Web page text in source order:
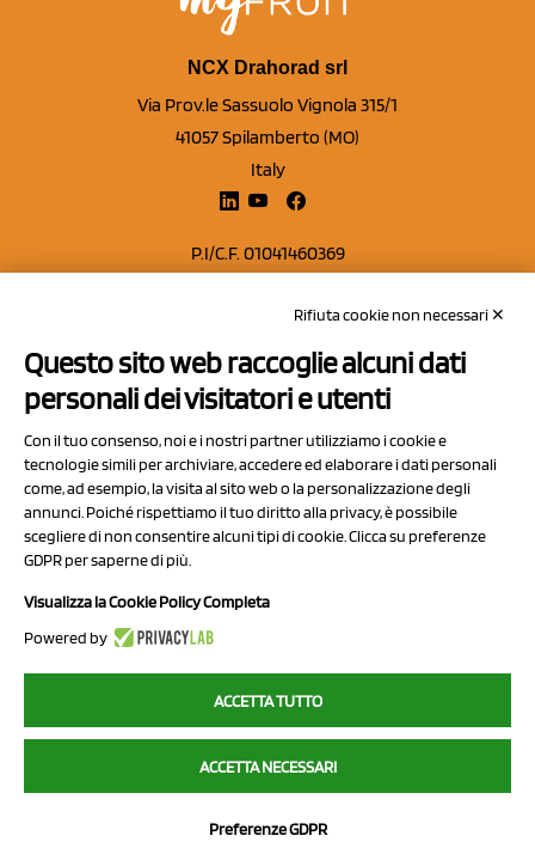
NCX Drahorad srl
Via Prov.le Sassuolo Vignola 315/1
41057 Spilamberto (MO)
Italy
P.I/C.F. 01041460369
Capitale sociale Euro 50.000,00 i.v.
Contatti
Privacy Policy
Cookie Policy
Chi Siamo
2023 NCX Drahorad srl - All rights reserved
myfruit.it è parte del network diNCX DRAHORAD
NCX Drahorad - Via Provinciale Vignola-Sassuolo 315/1 - 41057
Rifiuta cookie non necessari ✕
Questo sito web raccoglie alcuni dati
personali dei visitatori e utenti
Con il tuo consenso, noi e i nostri partner utilizziamo i cookie e
tecnologie simili per archiviare, accedere ed elaborare i dati personali
come, ad esempio, la visita al sito web o la personalizzazione degli
annunci. Poiché rispettiamo il tuo diritto alla privacy, è possibile
scegliere di non consentire alcuni tipi di cookie. Clicca su preferenze
GDPR per saperne di più.
Visualizza la Cookie Policy Completa
Powered by
ACCETTA TUTTO
ACCETTA NECESSARI
Preferenze GDPR